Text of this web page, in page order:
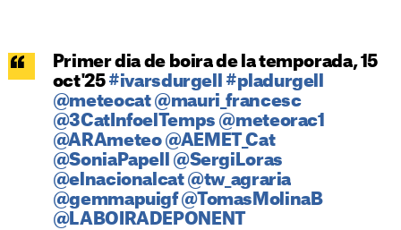
Primer dia de boira de la temporada, 15
oct'25 #ivarsdurgell
#pladurgell
@meteocat @mauri_francesc
@3CatInfoelTemps @meteorac1
@ARAmeteo @AEMET_Cat
@SoniaPapell
@SergiLoras
@elnacionalcat @tw_agraria
@gemmapuigf @TomasMolinaB
@LABOIRADEPONENT